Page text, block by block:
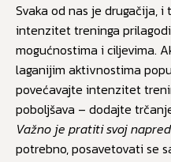
Svaka od nas je drugačija,
intenzitet treninga
mogućnostima i ciljevima.
laganijim aktivnostima
povećavajte intenzitet
poboljšava – dodajte
Važno je pratiti svoj
potrebno, posavetovati se